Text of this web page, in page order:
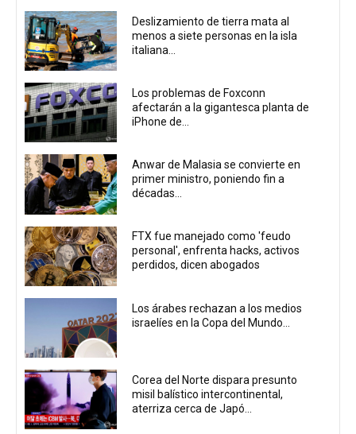
Deslizamiento de tierra mata al
menos a siete personas en la isla
italiana...
Los problemas de Foxconn
afectarán a la gigantesca planta de
iPhone de...
Anwar de Malasia se convierte en
primer ministro, poniendo fin a
décadas...
FTX fue manejado como 'feudo
personal', enfrenta hacks, activos
perdidos, dicen abogados
Los árabes rechazan a los medios
israelíes en la Copa del Mundo...
Corea del Norte dispara presunto
misil balístico intercontinental,
aterriza cerca de Japó...